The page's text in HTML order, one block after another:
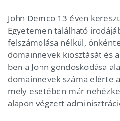
John Demco 13 éven
Egyetemen található
felszámolása nélkül,
domainnevek kiosztását és
ben a John gondoskodása
domainnevek száma elérte
mely esetében már
alapon végzett